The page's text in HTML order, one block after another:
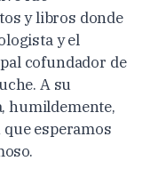
y libros donde
y el
cofundador de
A su
humildemente,
esperamos